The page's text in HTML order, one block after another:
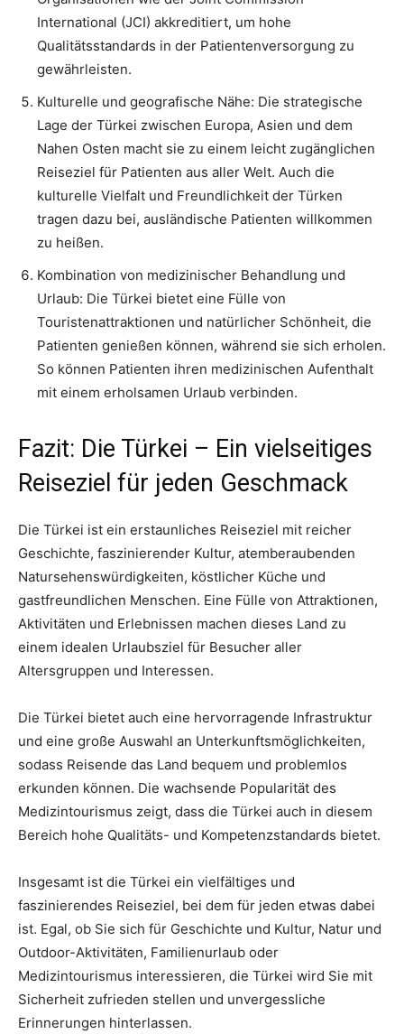
International (JCI) akkreditiert, um hohe
Qualitätsstandards in der Patientenversorgung zu
gewährleisten.
Kulturelle und geografische Nähe: Die strategische
Lage der Türkei zwischen Europa, Asien und dem
Nahen Osten macht sie zu einem leicht zugänglichen
Reiseziel für Patienten aus aller Welt. Auch die
kulturelle Vielfalt und Freundlichkeit der Türken
tragen dazu bei, ausländische Patienten willkommen
zu heißen.
Kombination von medizinischer Behandlung und
Urlaub: Die Türkei bietet eine Fülle von
Touristenattraktionen und natürlicher Schönheit, die
Patienten genießen können, während sie sich erholen.
So können Patienten ihren medizinischen Aufenthalt
mit einem erholsamen Urlaub verbinden.
Fazit: Die Türkei – Ein vielseitiges
Reiseziel für jeden Geschmack
Die Türkei ist ein erstaunliches Reiseziel mit reicher
Geschichte, faszinierender Kultur, atemberaubenden
Natursehenswürdigkeiten, köstlicher Küche und
gastfreundlichen Menschen. Eine Fülle von Attraktionen,
Aktivitäten und Erlebnissen machen dieses Land zu
einem idealen Urlaubsziel für Besucher aller
Altersgruppen und Interessen.
Die Türkei bietet auch eine hervorragende Infrastruktur
und eine große Auswahl an Unterkunftsmöglichkeiten,
sodass Reisende das Land bequem und problemlos
erkunden können. Die wachsende Popularität des
Medizintourismus zeigt, dass die Türkei auch in diesem
Bereich hohe Qualitäts- und Kompetenzstandards bietet.
Insgesamt ist die Türkei ein vielfältiges und
faszinierendes Reiseziel, bei dem für jeden etwas dabei
ist. Egal, ob Sie sich für Geschichte und Kultur, Natur und
Outdoor-Aktivitäten, Familienurlaub oder
Medizintourismus interessieren, die Türkei wird Sie mit
Sicherheit zufrieden stellen und unvergessliche
Erinnerungen hinterlassen.